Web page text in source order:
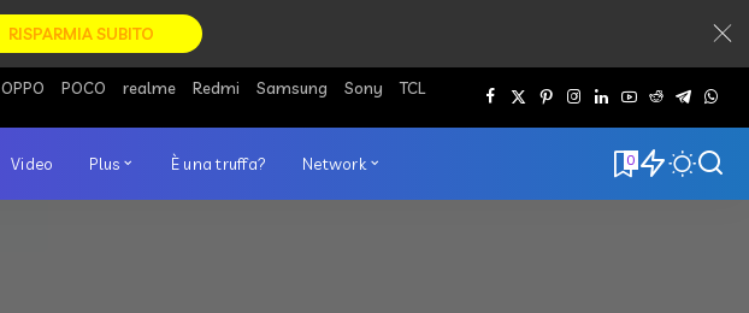
RISPARMIA SUBITO
OPPO POCO realme Redmi Samsung Sony
TCL
Video Plus È una truffa? Network 0